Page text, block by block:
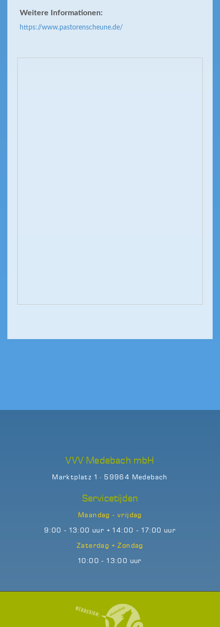
Weitere Informationen:
https://www.pastorenscheune.de/
VVV Medebach mbH
Marktplatz 1 · 59964 Medebach
Servicetijden
Maandag - vrijdag
9:00 - 13:00 uur + 14:00 - 17:00 uur
Zaterdag + Zondag
10:00 - 13:00 uur